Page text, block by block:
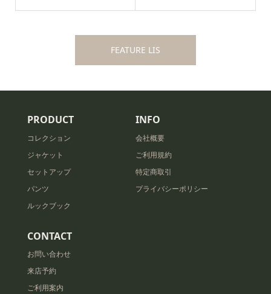
FEATURE LIS
PRODUCT
コレクション
ジャケット
セットアップ
パンツ
ルックブック
INFO
会社概要
ご利用規約
特定商取引
プライバシーポリシー
CONTACT
お問い合わせ
来店予約
ご利用案内